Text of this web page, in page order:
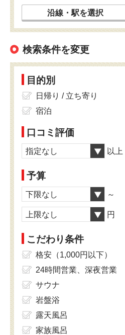
沿線・駅を選択
検索条件を変更
目的別
日帰り / 立ち寄り
宿泊
口コミ評価
指定なし 以上
予算
下限なし ～
上限なし 円
こだわり条件
格安（1,000円以下）
24時間営業、深夜営業
サウナ
岩盤浴
露天風呂
家族風呂